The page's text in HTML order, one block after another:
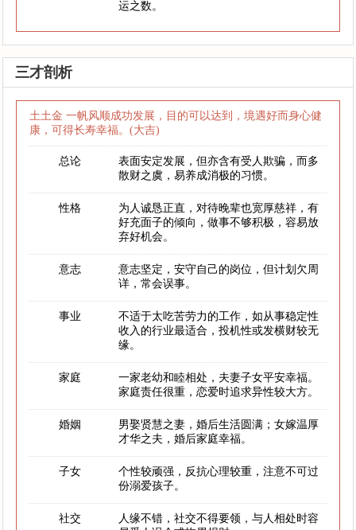
运之数。
三才剖析
土土金 一帆风顺成功发展，目的可以达到，境遇好而身心健
康，可得长寿幸福。(大吉)
总论
表面安定发展，但亦含有受人欺骗，而多
散财之虞，易养成消极的习惯。
性格
为人诚恳正直，对待晚辈也宽厚慈祥，有
好充面子的倾向，做事不够积极，容易放
弃好机会。
意志
意志坚定，安守自己的岗位，但计划欠周
详，常会误事。
事业
不适于太吃苦劳力的工作，如从事稳定性
收入的行业最适合，投机性或发横财较无
缘。
家庭
一家老幼和睦相处，夫妻子女平安幸福。
家庭责任很重，恋爱时追求异性较大方。
婚姻
男娶贤慧之妻，婚后生活圆满；女嫁温厚
才华之夫，婚后家庭幸福。
子女
个性较顽强，反抗心理较重，注意不可过
份溺爱孩子。
社交
人缘不错，社交不得要领，与人相处时容